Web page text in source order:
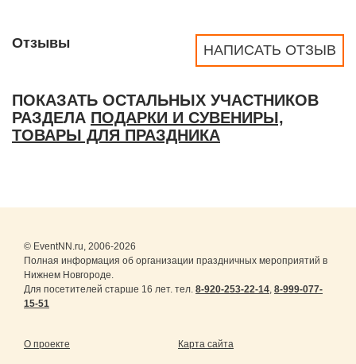
НАПИСАТЬ ОТЗЫВ
Отзывы
ПОКАЗАТЬ ОСТАЛЬНЫХ УЧАСТНИКОВ
РАЗДЕЛА ПОДАРКИ И СУВЕНИРЫ,
ТОВАРЫ ДЛЯ ПРАЗДНИКА
© EventNN.ru, 2006-2026
Полная информация об организации праздничных мероприятий в
Нижнем Новгороде.
Для посетителей старше 16 лет. тел. 8-920-253-22-14, 8-999-077-
15-51
О проекте Карта сайта